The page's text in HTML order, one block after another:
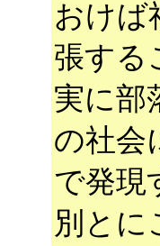
おけば
張する
実に部
の社会
で発現
別とに